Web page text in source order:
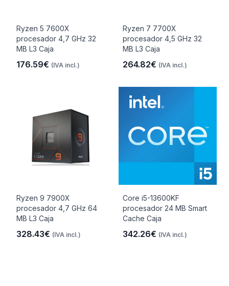
Ryzen 5 7600X
procesador 4,7 GHz 32
MB L3 Caja
176.59€ (IVA incl.)
Ryzen 7 7700X
procesador 4,5 GHz 32
MB L3 Caja
264.82€ (IVA incl.)
Ryzen 9 7900X
procesador 4,7 GHz 64
MB L3 Caja
328.43€ (IVA incl.)
Core i5-13600KF
procesador 24 MB Smart
Cache Caja
342.26€ (IVA incl.)